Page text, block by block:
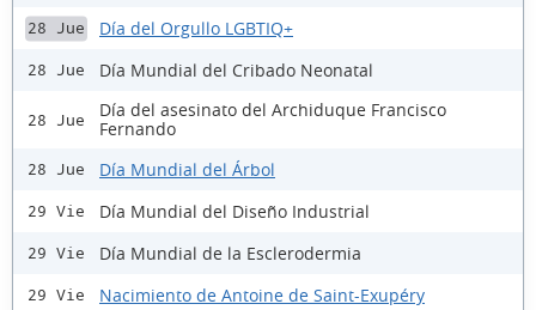
28 Jue Día del Orgullo LGBTIQ+
28 Jue Día Mundial del Cribado Neonatal
28 Jue
Día del asesinato del Archiduque Francisco
Fernando
28 Jue Día Mundial del Árbol
29 Vie Día Mundial del Diseño Industrial
29 Vie Día Mundial de la Esclerodermia
29 Vie Nacimiento de Antoine de Saint-Exupéry